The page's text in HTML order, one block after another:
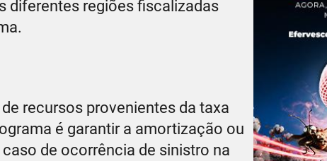
diferentes regiões fiscalizadas
recursos provenientes da taxa
é garantir a amortização ou
de ocorrência de sinistro na